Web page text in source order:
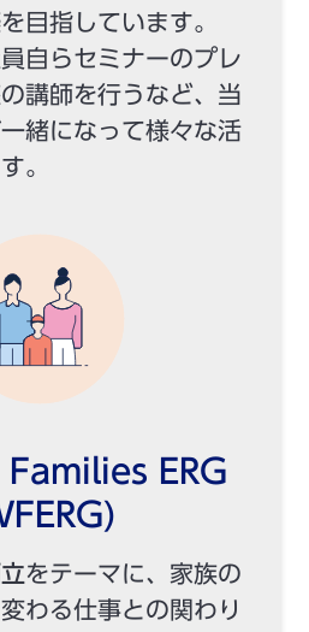
目指しています。
自らセミナーのプレ
講師を行うなど、当
緒になって様々な活
。
ERG
をテーマに、家族の
わる仕事との関わり